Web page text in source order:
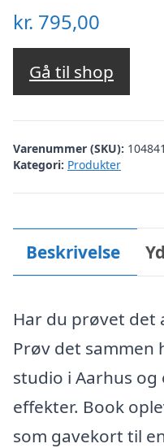
kr. 795,00
Gå til shop
Varenummer (SKU):
Kategori: Produkter
Beskrivelse
Har du prøvet det
Prøv det sammen
studio i Aarhus
effekter. Book
som gavekort til